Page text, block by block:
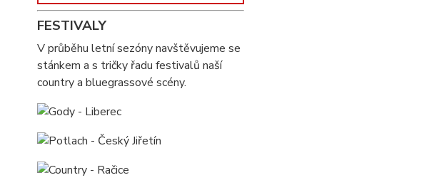
FESTIVALY
V průběhu letní sezóny navštěvujeme se
stánkem a s tričky řadu festivalů naší
country a bluegrassové scény.